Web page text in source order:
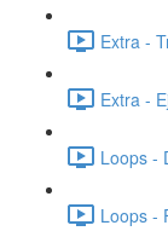
Extra -
Extra -
Loops -
Loops -